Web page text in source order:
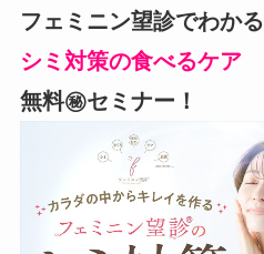
フェミニン望診でわかる
シミ対策の食べるケア
無料㊙セミナー！